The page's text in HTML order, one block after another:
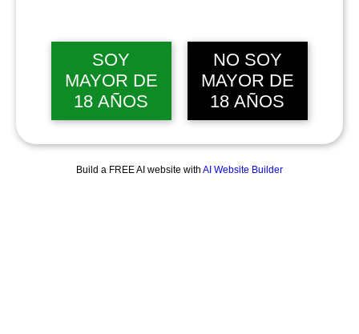
SOY
MAYOR DE
18 AÑOS
NO SOY
MAYOR DE
18 AÑOS
Build a FREE AI website with AI Website Builder